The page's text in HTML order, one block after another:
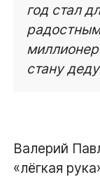
год стал
стану
Валерий
«лёгкая